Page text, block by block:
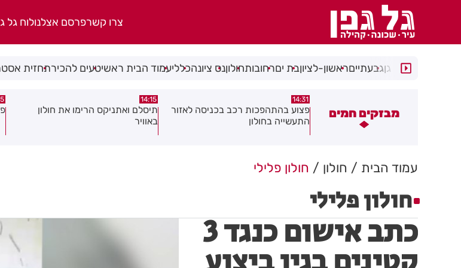
צרו קשרפרסם אצלנולוח גל
רמת גןגבעתייםראשון-לציוןבת יםרחובותחולוןנס ציונהכלליעמוד הבית ראשיטעים להכירתחזית
מבזקים חמים
בהתהפכות רכב בכניסה לאזור
14:15
תיסלם ואתניקס הרימו את חולון
באוויר
13:05
פצוע בתאונת אופנוע במרכז חולון
עמוד הבית חולון חולון פלילי
חולון פלילי
כתב אישום כנגד 3